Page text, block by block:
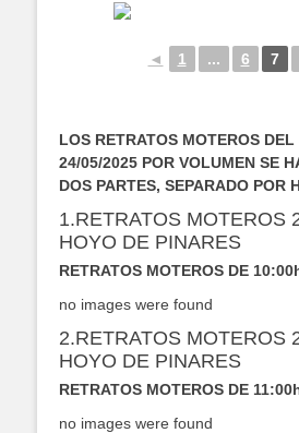
◄ 1 ... 6 7
LOS RETRATOS MOTEROS
24/05/2025 POR VOLUMEN SE
DOS PARTES, SEPARADO POR
1.RETRATOS MOTEROS
HOYO DE PINARES
RETRATOS MOTEROS DE
no images were found
2.RETRATOS MOTEROS
HOYO DE PINARES
RETRATOS MOTEROS DE
no images were found